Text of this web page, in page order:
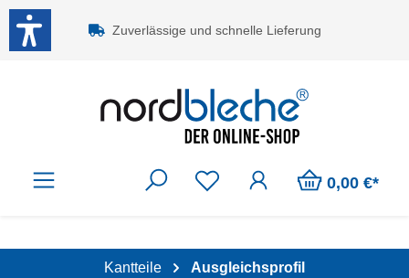
Zum Hauptinhalt springen
Zuverlässige und schnelle Lieferung
0,00 €*
Kantteile Ausgleichsprofil